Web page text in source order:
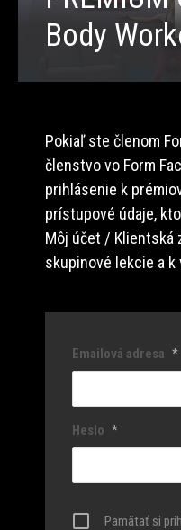
Body
Pokiaľ ste členom
členstvo vo Form
prihlásenie k
prístupové údaje,
Môj účet / Klientská
skupinové lekcie a k
Emailová adresa *
Heslo *
Pamätať si